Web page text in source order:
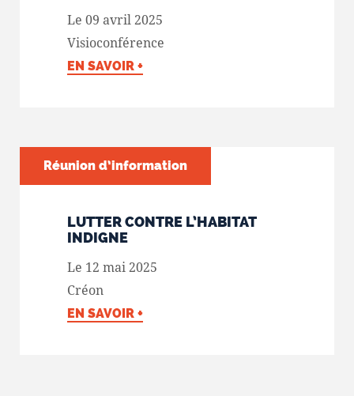
Le 09 avril 2025
Visioconférence
EN SAVOIR +
LUTTER CONTRE L’HABITAT
INDIGNE
Le 12 mai 2025
Créon
EN SAVOIR +
Réunion d’information